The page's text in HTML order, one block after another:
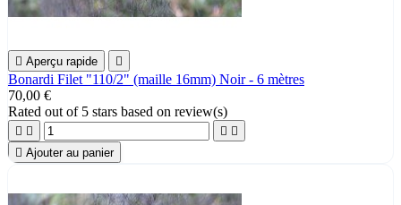
 Aperçu rapide 
Bonardi Filet "110/2" (maille 16mm) Noir - 6 mètres
70,00 €
Rated out of 5 stars based on review(s)
   
 Ajouter au panier